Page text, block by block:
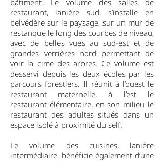
bâtiment. Le volume des salles de
restaurant, lanière sud, s’installe en
belvédère sur le paysage, sur un mur de
restanque le long des courbes de niveau,
avec de belles vues au sud-est et de
grandes verrières nord permettant de
voir la cime des arbres. Ce volume est
desservi depuis les deux écoles par les
parcours forestiers. Il réunit à l’ouest le
restaurant maternelle, à l’est le
restaurant élémentaire, en son milieu le
restaurant des adultes situés dans un
espace isolé à proximité du self.
Le volume des cuisines, lanière
intermédiaire, bénéficie également d’une